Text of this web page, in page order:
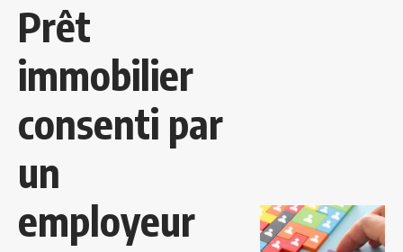
Prêt
immobilier
consenti par
un
employeur